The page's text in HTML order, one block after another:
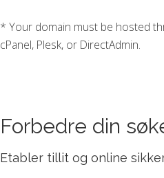
* Your domain must be hosted
cPanel, Plesk, or DirectAdmin.
Forbedre din
Etabler tillit og online